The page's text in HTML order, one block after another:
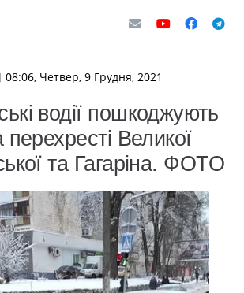
08:06, Четвер, 9 Грудня, 2021
водії пошкоджують
Великої
та Гагаріна. ФОТО